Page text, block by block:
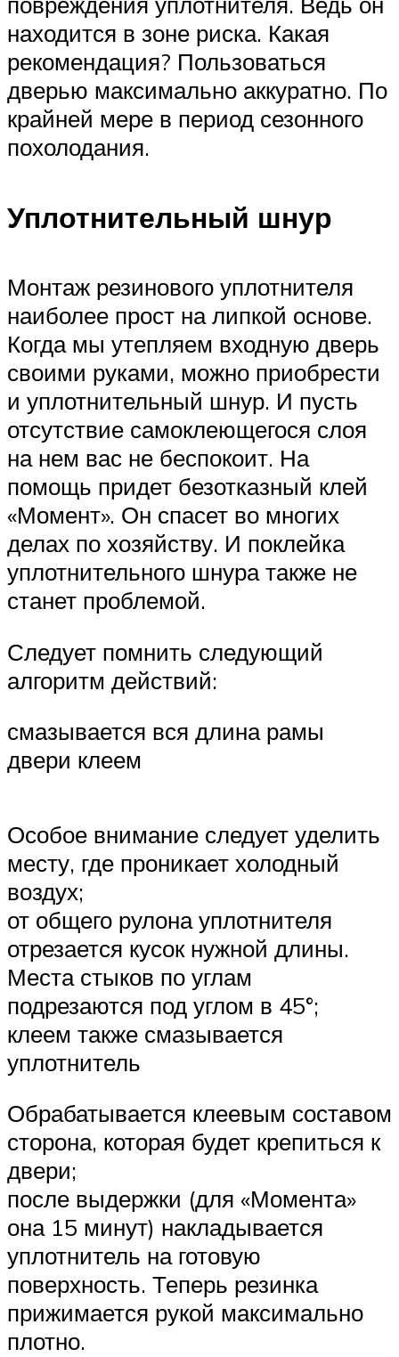
находится в зоне риска. Какая
рекомендация? Пользоваться
дверью максимально аккуратно. По
крайней мере в период сезонного
похолодания.
Уплотнительный шнур
Монтаж резинового уплотнителя
наиболее прост на липкой основе.
Когда мы утепляем входную дверь
своими руками, можно приобрести
и уплотнительный шнур. И пусть
отсутствие самоклеющегося слоя
на нем вас не беспокоит. На
помощь придет безотказный клей
«Момент». Он спасет во многих
делах по хозяйству. И поклейка
уплотнительного шнура также не
станет проблемой.
Следует помнить следующий
алгоритм действий:
смазывается вся длина рамы
двери клеем
Особое внимание следует уделить
месту, где проникает холодный
воздух;
от общего рулона уплотнителя
отрезается кусок нужной длины.
Места стыков по углам
подрезаются под углом в 45°;
клеем также смазывается
уплотнитель
Обрабатывается клеевым составом
сторона, которая будет крепиться к
двери;
после выдержки (для «Момента»
она 15 минут) накладывается
уплотнитель на готовую
поверхность. Теперь резинка
прижимается рукой максимально
плотно.